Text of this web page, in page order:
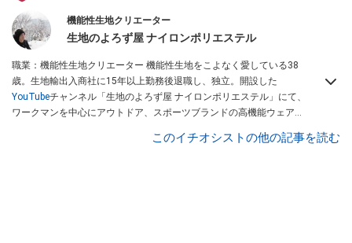
機能性生地クリエーター
生地のよろず屋 ナイロンポリエステル
職業：機能性生地クリエーター 機能性生地をこよなく愛している38
歳。生地輸出入商社に15年以上勤務後退職し、独立。開設した
YouTubeチャンネル「生地のよろず屋 ナイロンポリエステル」にて、
ワークマンを中心にアウトドア、スポーツブランドの高機能ウェアを
このイチオシストの他の記事を読む